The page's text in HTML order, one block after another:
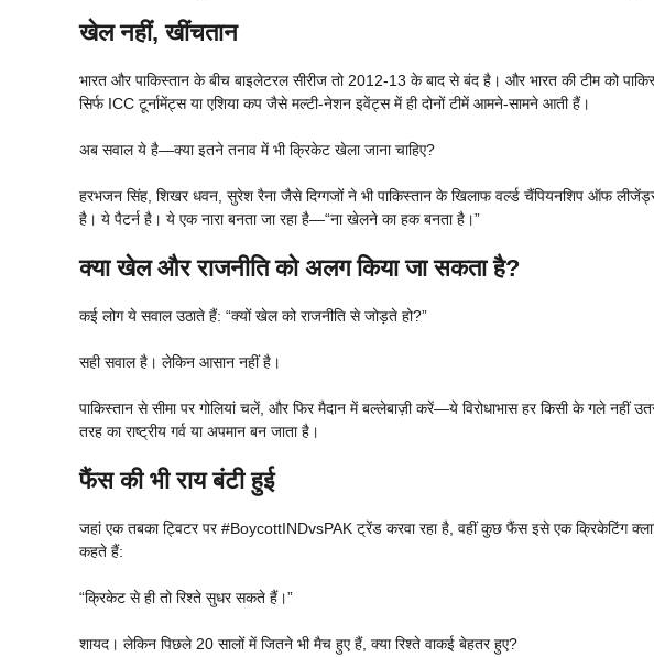
खेल नहीं, खींचतान
भारत और पाकिस्तान के बीच बाइलेटरल सीरीज तो 2012-13 के बाद से बंद है। और भारत की टीम को
सिर्फ ICC टूर्नामेंट्स या एशिया कप जैसे मल्टी-नेशन इवेंट्स में ही दोनों टीमें आमने-सामने आती हैं।
अब सवाल ये है—क्या इतने तनाव में भी क्रिकेट खेला जाना चाहिए?
हरभजन सिंह, शिखर धवन, सुरेश रैना जैसे दिग्गजों ने भी पाकिस्तान के खिलाफ वर्ल्ड चैंपियनशिप ऑफ
है। ये पैटर्न है। ये एक नारा बनता जा रहा है—“ना खेलने का हक बनता है।”
क्या खेल और राजनीति को अलग किया जा सकता है?
कई लोग ये सवाल उठाते हैं: “क्यों खेल को राजनीति से जोड़ते हो?”
सही सवाल है। लेकिन आसान नहीं है।
पाकिस्तान से सीमा पर गोलियां चलें, और फिर मैदान में बल्लेबाज़ी करें—ये विरोधाभास हर किसी के गले नहीं
तरह का राष्ट्रीय गर्व या अपमान बन जाता है।
फैंस की भी राय बंटी हुई
जहां एक तबका ट्विटर पर #BoycottINDvsPAK ट्रेंड करवा रहा है, वहीं कुछ फैंस इसे एक क्रिकेटिंग
कहते हैं:
“क्रिकेट से ही तो रिश्ते सुधर सकते हैं।”
शायद। लेकिन पिछले 20 सालों में जितने भी मैच हुए हैं, क्या रिश्ते वाकई बेहतर हुए?